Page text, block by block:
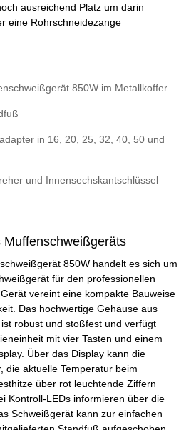
ausreichend Platz um darin
eine Rohrschneidezange
850W im Metallkoffer
in 16, 20, 25, 32, 40, 50 und
und Innensechskantschlüssel
Muffenschweißgeräts
850W handelt es sich um
für den professionellen
vereint eine kompakte Bauweise
Das hochwertige Gehäuse aus
robust und stoßfest und verfügt
mit vier Tasten und einem
Über das Display kann die
die aktuelle Temperatur beim
über rot leuchtende Ziffern
Kontroll-LEDs informieren über die
Schweißgerät kann zur einfachen